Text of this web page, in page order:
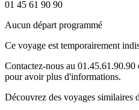
01 45 61 90 90
Aucun départ programmé
Ce voyage est temporairement
Contactez-nous au 01.45.61.90.90
pour avoir plus d'informations.
Découvrez des voyages similaires